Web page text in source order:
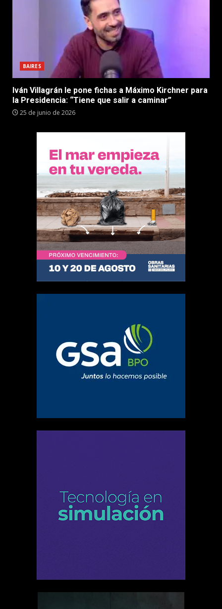
BAIRES
Iván Villagrán le pone fichas a Máximo Kirchner para
la Presidencia: “Tiene que salir a caminar”
25 de junio de 2026